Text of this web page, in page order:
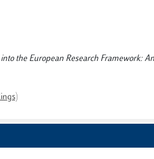
the European Research Framework: